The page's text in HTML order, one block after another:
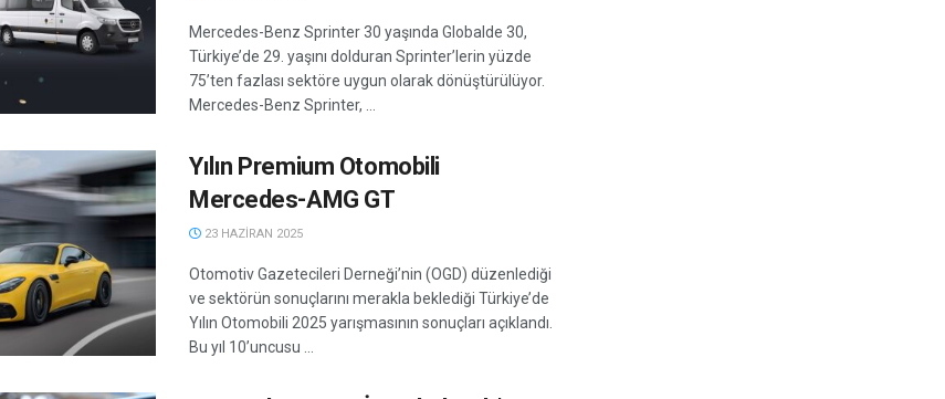
Mercedes-Benz Sprinter 30 yaşında Globalde 30,
Türkiye’de 29. yaşını dolduran Sprinter’lerin yüzde
75’ten fazlası sektöre uygun olarak dönüştürülüyor.
Mercedes-Benz Sprinter, ...
Yılın Premium Otomobili
Mercedes-AMG GT
23 HAZIRAN 2025
Otomotiv Gazetecileri Derneği’nin (OGD) düzenlediği
ve sektörün sonuçlarını merakla beklediği Türkiye’de
Yılın Otomobili 2025 yarışmasının sonuçları açıklandı.
Bu yıl 10’uncusu ...